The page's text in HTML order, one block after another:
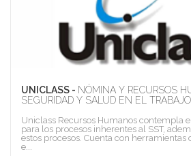
UNICLASS - NÓMINA Y RECURSOS
SEGURIDAD Y SALUD EN EL
Uniclass Recursos Humanos contempla
para los procesos inherentes al SST,
estos procesos. Cuenta con herramientas
e...